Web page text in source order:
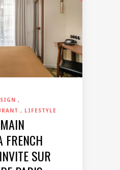
LIFESTYLE
FRENCH
SUR